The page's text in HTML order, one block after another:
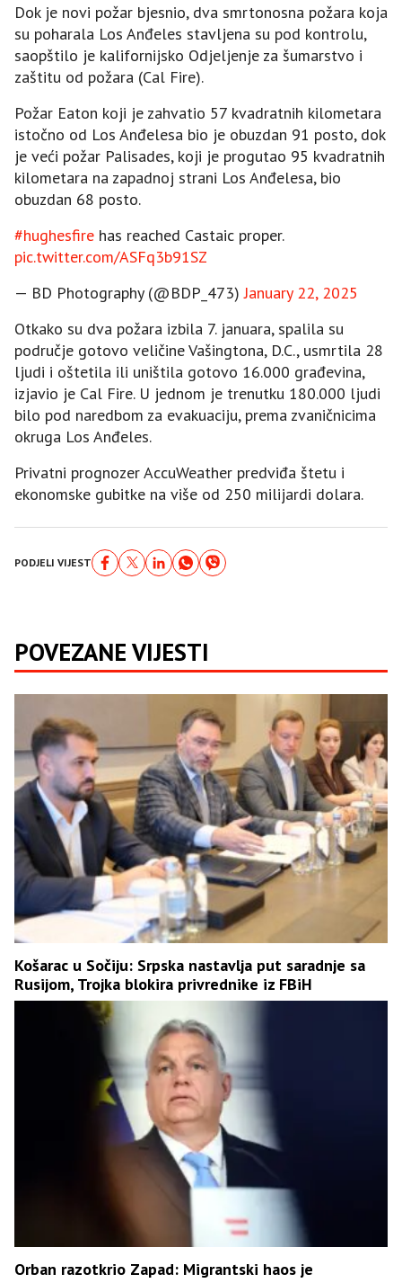
Dok je novi požar bjesnio, dva smrtonosna požara koja
su poharala Los Anđeles stavljena su pod kontrolu,
saopštilo je kalifornijsko Odjeljenje za šumarstvo i
zaštitu od požara (Cal Fire).
Požar Eaton koji je zahvatio 57 kvadratnih kilometara
istočno od Los Anđelesa bio je obuzdan 91 posto, dok
je veći požar Palisades, koji je progutao 95 kvadratnih
kilometara na zapadnoj strani Los Anđelesa, bio
obuzdan 68 posto.
#hughesfire has reached Castaic proper.
pic.twitter.com/ASFq3b91SZ
— BD Photography (@BDP_473)January 22, 2025
Otkako su dva požara izbila 7. januara, spalila su
područje gotovo veličine Vašingtona, D.C., usmrtila 28
ljudi i oštetila ili uništila gotovo 16.000 građevina,
izjavio je Cal Fire. U jednom je trenutku 180.000 ljudi
bilo pod naredbom za evakuaciju, prema zvaničnicima
okruga Los Anđeles.
Privatni prognozer AccuWeather predviđa štetu i
ekonomske gubitke na više od 250 milijardi dolara.
PODJELI VIJEST
POVEZANE VIJESTI
Košarac u Sočiju: Srpska nastavlja put saradnje sa
Rusijom, Trojka blokira privrednike iz FBiH
Orban razotkrio Zapad: Migrantski haos je